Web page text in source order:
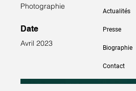
Photographie
Date
Avril 2023
Actualités
Presse
Biographie
Contact